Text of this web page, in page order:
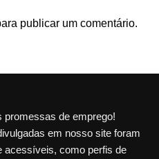
publicar um comentário.
promessas de emprego!
em nosso site foram
acessíveis, como perfis de